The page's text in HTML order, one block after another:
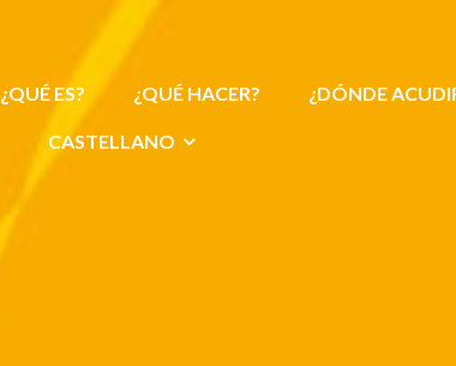
¿QUÉ ES? ¿QUÉ HACER? ¿DÓNDE
CASTELLANO